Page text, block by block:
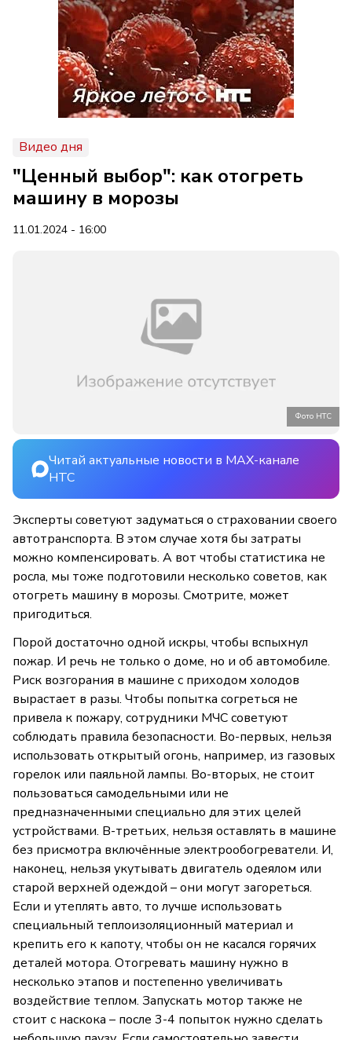
Видео дня
"Ценный выбор": как отогреть
машину в морозы
11.01.2024 - 16:00
Фото НТС
Читай актуальные новости в MAX-канале
НТС
Эксперты советуют задуматься о страховании своего
автотранспорта. В этом случае хотя бы затраты
можно компенсировать. А вот чтобы статистика не
росла, мы тоже подготовили несколько советов, как
отогреть машину в морозы. Смотрите, может
пригодиться.
Порой достаточно одной искры, чтобы вспыхнул
пожар. И речь не только о доме, но и об автомобиле.
Риск возгорания в машине с приходом холодов
вырастает в разы. Чтобы попытка согреться не
привела к пожару, сотрудники МЧС советуют
соблюдать правила безопасности. Во-первых, нельзя
использовать открытый огонь, например, из газовых
горелок или паяльной лампы. Во-вторых, не стоит
пользоваться самодельными или не
предназначенными специально для этих целей
устройствами. В-третьих, нельзя оставлять в машине
без присмотра включённые электрообогреватели. И,
наконец, нельзя укутывать двигатель одеялом или
старой верхней одеждой – они могут загореться.
Если и утеплять авто, то лучше использовать
специальный теплоизоляционный материал и
крепить его к капоту, чтобы он не касался горячих
деталей мотора. Отогревать машину нужно в
несколько этапов и постепенно увеличивать
воздействие теплом. Запускать мотор также не
стоит с наскока – после 3-4 попыток нужно сделать